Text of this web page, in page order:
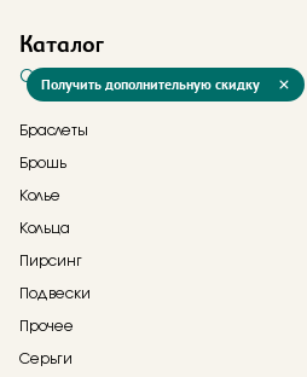
Каталог
Смотреть все
Браслеты
Брошь
Колье
Кольца
Пирсинг
Подвески
Прочее
Серьги
Получить дополнительную скидку